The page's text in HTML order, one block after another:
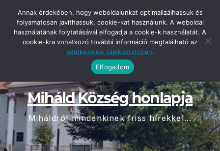
content
2026-08-07 21:48
Miháld Község honlapja
Miháldról mindenkinek friss hírekkel...
Annak érdekében, hogy weboldalunkat optimalizálhassuk és
folyamatosan javíthassuk, cookie-kat használunk. A weboldal
használatának folytatásával elfogadja a cookie-k használatát. A
cookie-kra vonatkozó további információ megtalálható az
adatkezelési tájékoztatóban.
Elfogadom